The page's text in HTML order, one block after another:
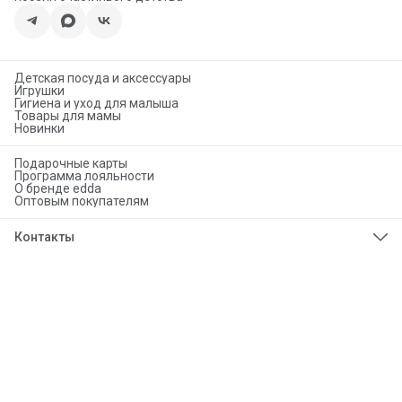
Детская посуда и аксессуары
Игрушки
Гигиена и уход для малыша
Товары для мамы
Новинки
Подарочные карты
Программа лояльности
О бренде edda
Оптовым покупателям
Контакты